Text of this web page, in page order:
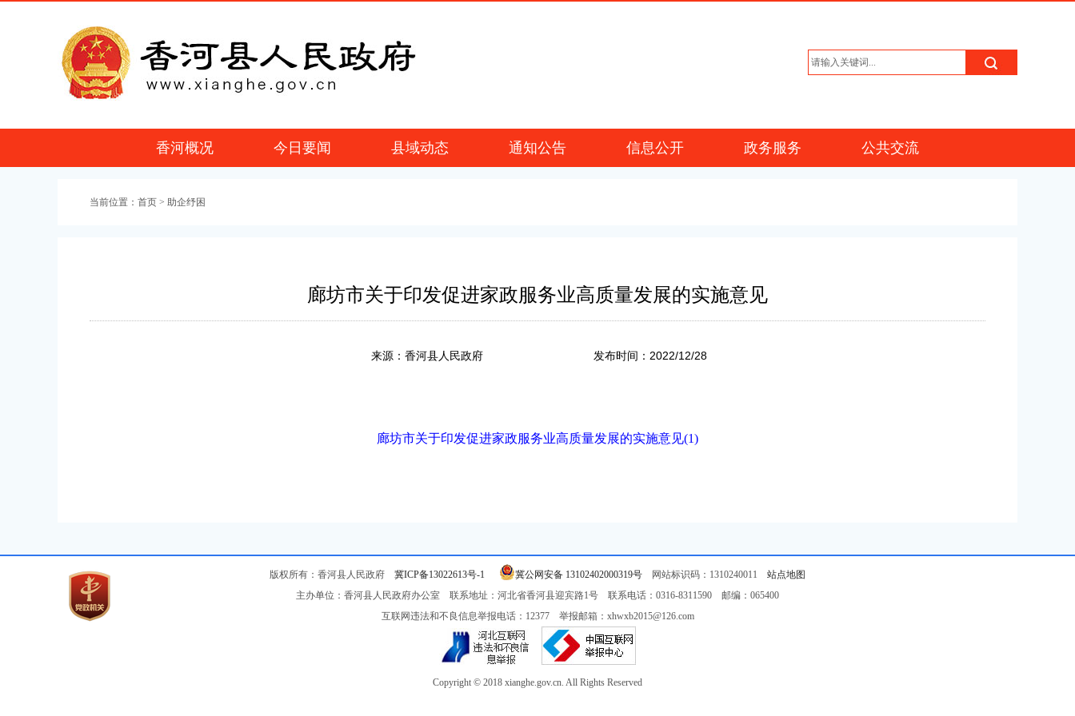
香河概况 今日要闻 县域动态 通知公告 信息公开 政务服务 公共交流
当前位置： 首页 > 助企纾困
廊坊市关于印发促进家政服务业高质量发展的实施意见
来源：香河县人民政府 发布时间： 2022/12/28
廊坊市关于印发促进家政服务业高质量发展的实施意见(1)
版权所有：香河县人民政府 冀ICP备13022613号-1 冀公网安备 13102402000319号 网站标识码：1310240011 站点地图
主办单位：香河县人民政府办公室 联系地址：河北省香河县迎宾路1号 联系电话：0316-8311590 邮编：065400
互联网违法和不良信息举报电话：12377 举报邮箱：xhwxb2015@126.com
Copyright © 2018 xianghe.gov.cn. All Rights Reserved